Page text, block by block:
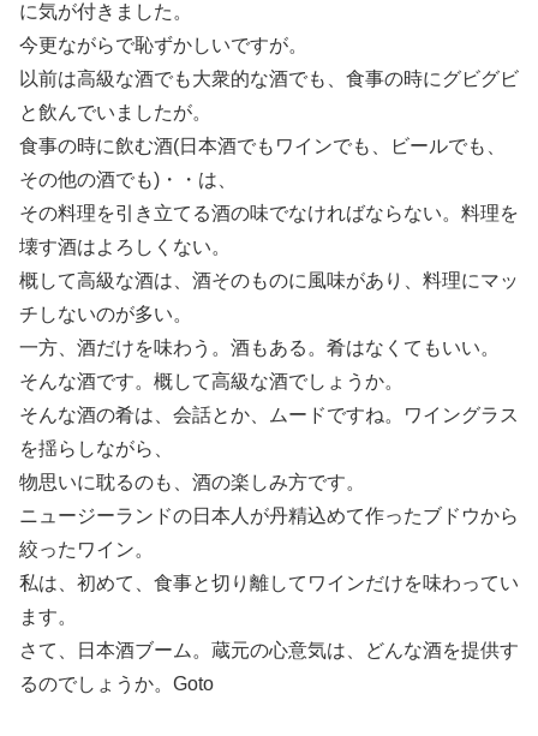
に気が付きました。
今更ながらで恥ずかしいですが。
以前は高級な酒でも大衆的な酒でも、食事の時にグビグビ
と飲んでいましたが。
食事の時に飲む酒(日本酒でもワインでも、ビールでも、
その他の酒でも)・・は、
その料理を引き立てる酒の味でなければならない。料理を
壊す酒はよろしくない。
概して高級な酒は、酒そのものに風味があり、料理にマッ
チしないのが多い。
一方、酒だけを味わう。酒もある。肴はなくてもいい。
そんな酒です。概して高級な酒でしょうか。
そんな酒の肴は、会話とか、ムードですね。ワイングラス
を揺らしながら、
物思いに耽るのも、酒の楽しみ方です。
ニュージーランドの日本人が丹精込めて作ったブドウから
絞ったワイン。
私は、初めて、食事と切り離してワインだけを味わってい
ます。
さて、日本酒ブーム。蔵元の心意気は、どんな酒を提供す
るのでしょうか。Goto